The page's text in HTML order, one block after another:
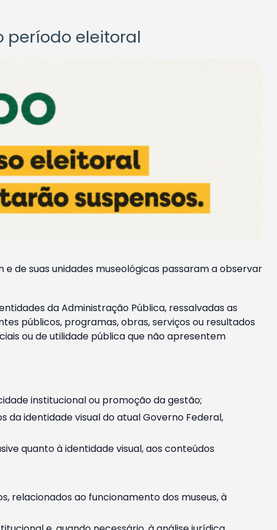
período eleitoral
de suas unidades museológicas passaram a observar
da Administração Pública, ressalvadas as
públicos, programas, obras, serviços ou resultados
ou de utilidade pública que não apresentem
institucional ou promoção da gestão;
identidade visual do atual Governo Federal,
quanto à identidade visual, aos conteúdos
relacionados ao funcionamento dos museus, à